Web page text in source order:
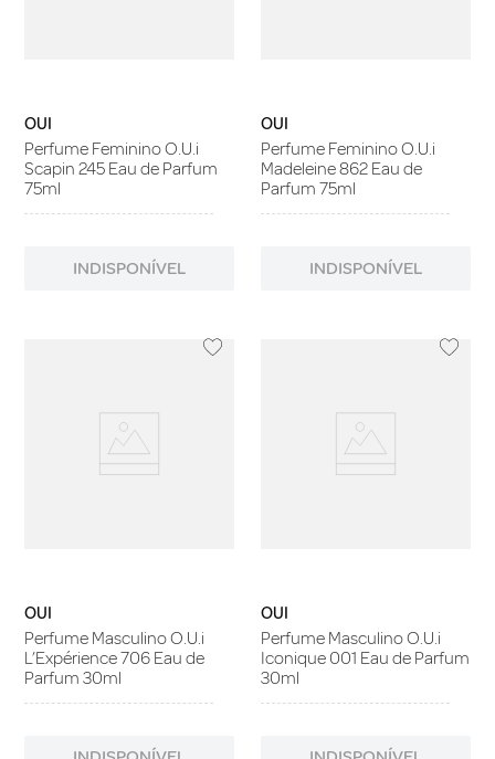
OUI
Perfume Feminino O.U.i
Scapin 245 Eau de Parfum
75ml
INDISPONÍVEL
OUI
Perfume Feminino O.U.i
Madeleine 862 Eau de
Parfum 75ml
INDISPONÍVEL
OUI
Perfume Masculino O.U.i
L’Expérience 706 Eau de
Parfum 30ml
OUI
Perfume Masculino O.U.i
Iconique 001 Eau de Parfum
30ml